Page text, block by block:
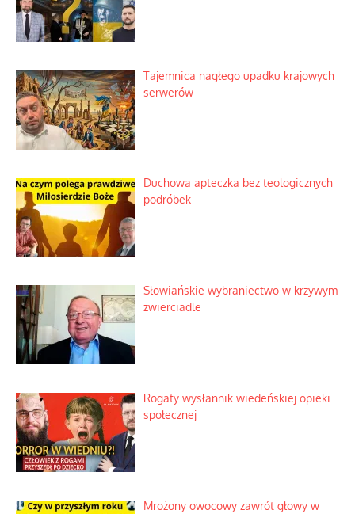
Tajemnica nagłego upadku krajowych
serwerów
Duchowa apteczka bez teologicznych
podróbek
Słowiańskie wybraniectwo w krzywym
zwierciadle
Rogaty wysłannik wiedeńskiej opieki
społecznej
Mrożony owocowy zawrót głowy w